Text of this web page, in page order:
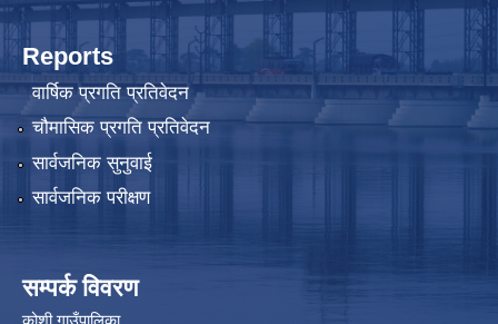
Reports
वार्षिक प्रगति प्रतिवेदन
चौमासिक प्रगति प्रतिवेदन
सार्वजनिक सुनुवाई
सार्वजनिक परीक्षण
सम्पर्क विवरण